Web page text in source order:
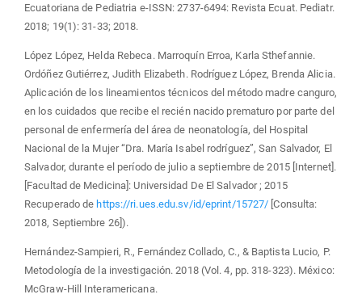
Ecuatoriana de Pediatria e-ISSN: 2737-6494: Revista Ecuat. Pediatr.
2018; 19(1): 31-33; 2018.
López López, Helda Rebeca. Marroquín Erroa, Karla Sthefannie.
Ordóñez Gutiérrez, Judith Elizabeth. Rodríguez López, Brenda Alicia.
Aplicación de los lineamientos técnicos del método madre canguro,
en los cuidados que recibe el recién nacido prematuro por parte del
personal de enfermería del área de neonatología, del Hospital
Nacional de la Mujer “Dra. María Isabel rodríguez”, San Salvador, El
Salvador, durante el período de julio a septiembre de 2015 [Internet].
[Facultad de Medicina]: Universidad De El Salvador ; 2015
Recuperado de https://ri.ues.edu.sv/id/eprint/15727/ [Consulta:
2018, Septiembre 26]).
Hernández-Sampieri, R., Fernández Collado, C., & Baptista Lucio, P.
Metodología de la investigación. 2018 (Vol. 4, pp. 318-323). México:
McGraw-Hill Interamericana.